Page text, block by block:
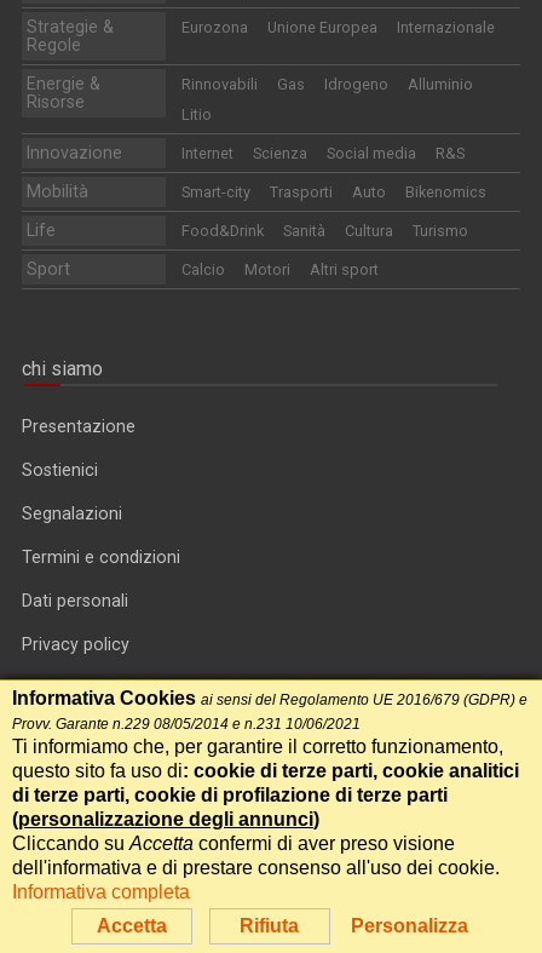
Strategie &
Regole
Eurozona Unione Europea Internazionale
Energie &
Risorse
Rinnovabili Gas Idrogeno
Alluminio
Litio
Innovazione Internet Scienza Social media R&S
Mobilità Smart-city Trasporti Auto Bikenomics
Life Food&Drink Sanità Cultura Turismo
Sport Calcio Motori Altri sport
chi siamo
Presentazione
Sostienici
Segnalazioni
Termini e condizioni
Dati personali
Privacy policy
Informativa cookie
RSS feed
RSS Top News
Contatti
International Communication S.r.l. • P.IVA 14478081004 • Testata
giornalistica n.191, reg. Tribunale di Roma del 14/12/2017
Accetta Rifiuta Personalizza
Informativa Cookies ai sensi del Regolamento UE 2016/679 (GDPR) e
Provv. Garante n.229 08/05/2014 e n.231 10/06/2021
Ti informiamo che, per garantire il corretto funzionamento,
questo sito fa uso di: cookie di terze parti, cookie analitici
di terze parti, cookie di profilazione di terze parti
(personalizzazione degli annunci)
Cliccando su Accetta confermi di aver preso visione
dell'informativa e di prestare consenso all'uso dei cookie.
Informativa completa